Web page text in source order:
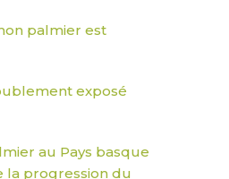
palmier est
exposé
au Pays basque
la progression du